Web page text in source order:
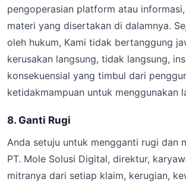
pengoperasian platform atau
materi yang disertakan di dalamnya.
oleh hukum, Kami tidak bertanggung
kerusakan langsung, tidak langsung,
konsekuensial yang timbul dari
ketidakmampuan untuk menggunakan
8. Ganti Rugi
Anda setuju untuk mengganti rugi dan
PT. Mole Solusi Digital, direktur,
mitranya dari setiap klaim, kerugian,